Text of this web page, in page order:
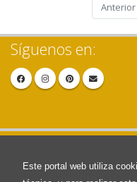
Este portal web utiliza
Anterior
Síguenos en: